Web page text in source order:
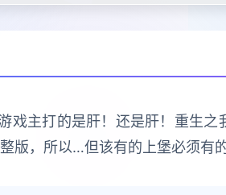
主打的是肝！还是肝！重生之
版，所以…但该有的上堡必须有